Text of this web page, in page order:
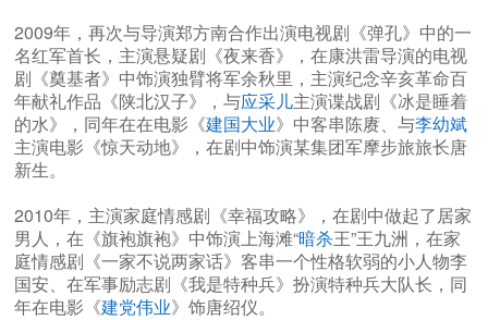
2009年，再次与导演郑方南合作出演电视剧《弹孔》中的一
名红军首长，主演悬疑剧《夜来香》，在康洪雷导演的电视
剧《奠基者》中饰演独臂将军余秋里，主演纪念辛亥革命百
年献礼作品《陕北汉子》，与应采儿主演谍战剧《冰是睡着
的水》，同年在在电影《建国大业》中客串陈赓、与李幼斌
主演电影《惊天动地》，在剧中饰演某集团军摩步旅旅长唐
新生。
2010年，主演家庭情感剧《幸福攻略》，在剧中做起了居家
男人，在《旗袍旗袍》中饰演上海滩“暗杀王”王九洲，在家
庭情感剧《一家不说两家话》客串一个性格软弱的小人物李
国安、在军事励志剧《我是特种兵》扮演特种兵大队长，同
年在电影《建党伟业》饰唐绍仪。